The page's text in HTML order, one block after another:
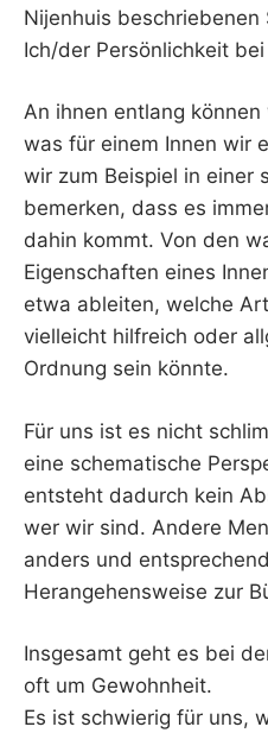
Nijenhuis
Ich/der Persönlichkeit
An ihnen entlang
was für einem Innen wir
wir zum Beispiel in einer
bemerken, dass es
dahin kommt. Von den
Eigenschaften eines
etwa ableiten, welche
vielleicht hilfreich oder
Ordnung sein könnte.
Für uns ist es nicht
eine schematische
entsteht dadurch kein
wer wir sind. Andere
anders und
Herangehensweise zur
Insgesamt geht es bei
oft um Gewohnheit.
Es ist schwierig für uns,